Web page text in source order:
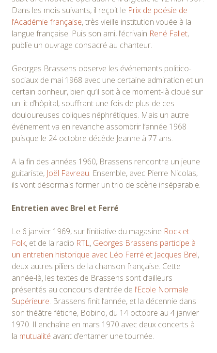
Dans les mois suivants, il reçoit le Prix de poésie de
l’Académie française, très vieille institution vouée à la
langue française. Puis son ami, l’écrivain René Fallet,
publie un ouvrage consacré au chanteur.
Georges Brassens observe les événements politico-
sociaux de mai 1968 avec une certaine admiration et un
certain bonheur, bien qu’il soit à ce moment-là cloué sur
un lit d’hôpital, souffrant une fois de plus de ces
douloureuses coliques néphrétiques. Mais un autre
événement va en revanche assombrir l’année 1968
puisque le 24 octobre décède Jeanne à 77 ans.
A la fin des années 1960, Brassens rencontre un jeune
guitariste, Joël Favreau. Ensemble, avec Pierre Nicolas,
ils vont désormais former un trio de scène inséparable.
Entretien avec Brel et Ferré
Le 6 janvier 1969, sur l’initiative du magasine Rock et
Folk, et de la radio RTL, Georges Brassens participe à
un entretien historique avec Léo Ferré et Jacques Brel,
deux autres piliers de la chanson française. Cette
année-là, les textes de Brassens sont d’ailleurs
présentés au concours d’entrée de l’Ecole Normale
Supérieure. Brassens finit l’année, et la décennie dans
son théâtre fétiche, Bobino, du 14 octobre au 4 janvier
1970. Il enchaîne en mars 1970 avec deux concerts à
la mutualité avant d’entamer une tournée.